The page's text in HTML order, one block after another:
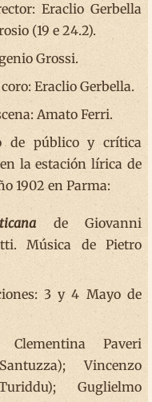
Eraclio Gerbella
(19 e 24.2).
Grossi.
Eraclio Gerbella.
Amato Ferri.
de público y crítica
la estación lírica de
1902 en Parma:
de Giovanni
Música de Pietro
3 y 4 Mayo de
Clementina Paveri
Vincenzo
Guglielmo